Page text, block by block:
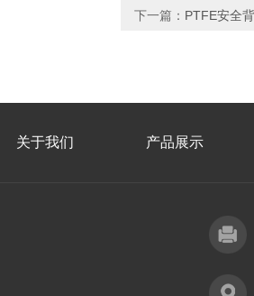
下一篇： PTFE安全
关于我们 产品展示